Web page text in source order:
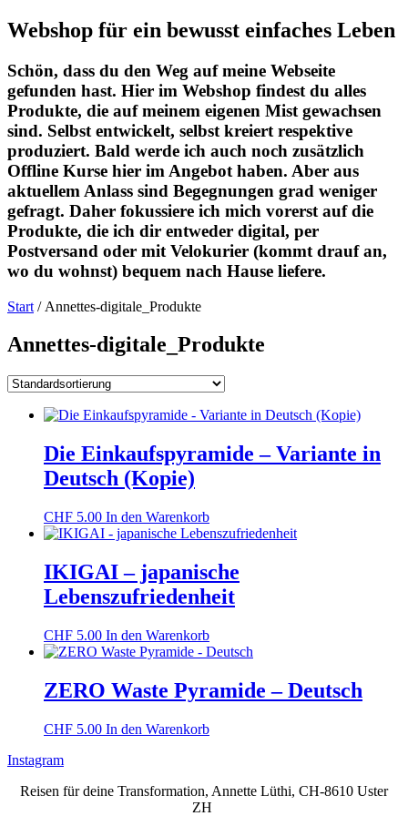
Webshop für ein bewusst einfaches Leben
Schön, dass du den Weg auf meine Webseite
gefunden hast. Hier im Webshop findest du alles
Produkte, die auf meinem eigenen Mist gewachsen
sind. Selbst entwickelt, selbst kreiert respektive
produziert. Bald werde ich auch noch zusätzlich
Offline Kurse hier im Angebot haben. Aber aus
aktuellem Anlass sind Begegnungen grad weniger
gefragt. Daher fokussiere ich mich vorerst auf die
Produkte, die ich dir entweder digital, per
Postversand oder mit Velokurier (kommt drauf an,
wo du wohnst) bequem nach Hause liefere.
Start / Annettes-digitale_Produkte
Annettes-digitale_Produkte
Die Einkaufspyramide – Variante in
Deutsch (Kopie)
CHF 5.00 In den Warenkorb
IKIGAI – japanische
Lebenszufriedenheit
CHF 5.00 In den Warenkorb
ZERO Waste Pyramide – Deutsch
CHF 5.00 In den Warenkorb
Instagram
Reisen für deine Transformation, Annette Lüthi, CH-8610 Uster
ZH